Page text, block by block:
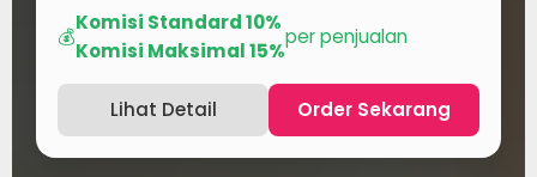
💰
Komisi Standard 10%
Komisi Maksimal 15%
per penjualan
Lihat Detail Order Sekarang